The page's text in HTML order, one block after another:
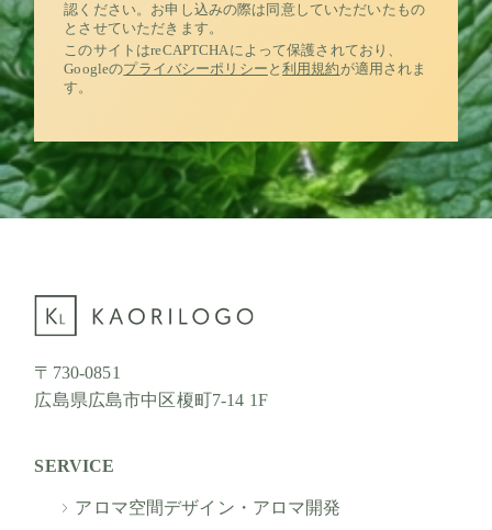
認ください。お申し込みの際は同意していただいたもの
とさせていただきます。
このサイトはreCAPTCHAによって保護されており、
Googleのプライバシーポリシー と利用規約 が適用されま
す。
〒730-0851
広島県広島市中区榎町7-14 1F
SERVICE
アロマ空間デザイン・アロマ開発